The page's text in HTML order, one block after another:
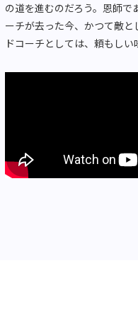
の道を進むのだろう。恩師で
ーチが去った今、かつて敵
ドコーチとしては、頼もしい